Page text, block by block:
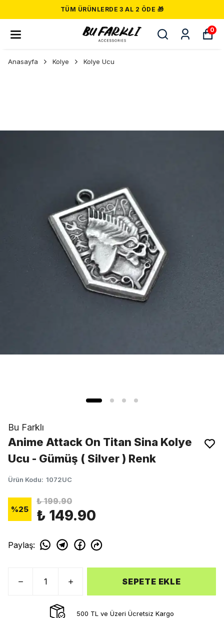
TÜM ÜRÜNLERDE 3 AL 2 ÖDE 🎁
0
Anasayfa Kolye Kolye Ucu
Bu Farklı
Anime Attack On Titan Sina Kolye
Ucu - Gümüş ( Silver ) Renk
Ürün Kodu: 1072UC
%25
₺ 199.90
₺ 149.90
Paylaş:
SEPETE EKLE
500 TL ve Üzeri Ücretsiz Kargo